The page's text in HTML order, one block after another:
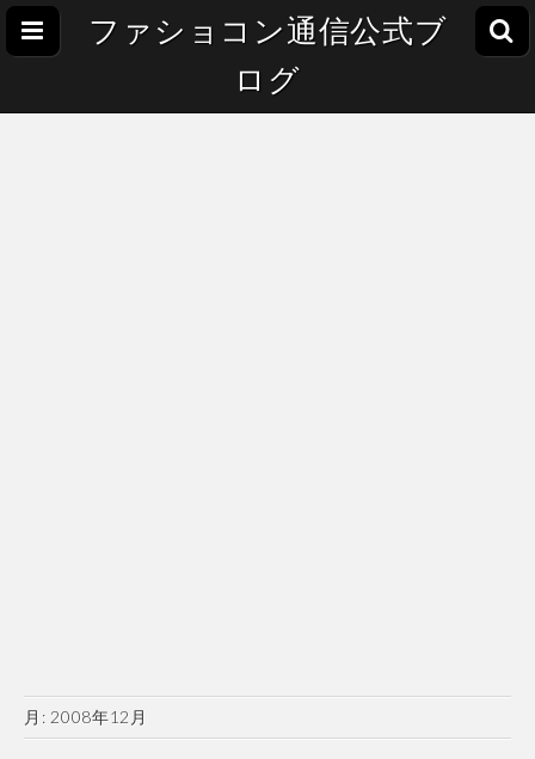
ファショコン通信公式ブ
ログ
月: 2008年12月